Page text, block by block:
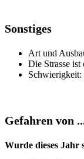
Sonstiges
Art und
Die Strasse
Schwierigkeit:
Gefahren von
Wurde dieses Jahr